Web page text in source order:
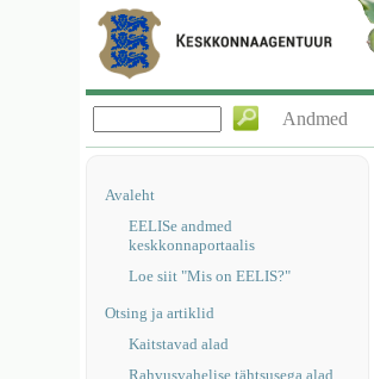
Andmed
Avaleht
EELISe andmed
keskkonnaportaalis
Loe siit "Mis on EELIS?"
Otsing ja artiklid
Kaitstavad alad
Rahvusvahelise tähtsusega alad